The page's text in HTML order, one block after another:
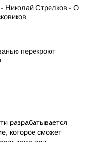
Николай Стрелков - О
перекроют
разрабатывается
которое сможет